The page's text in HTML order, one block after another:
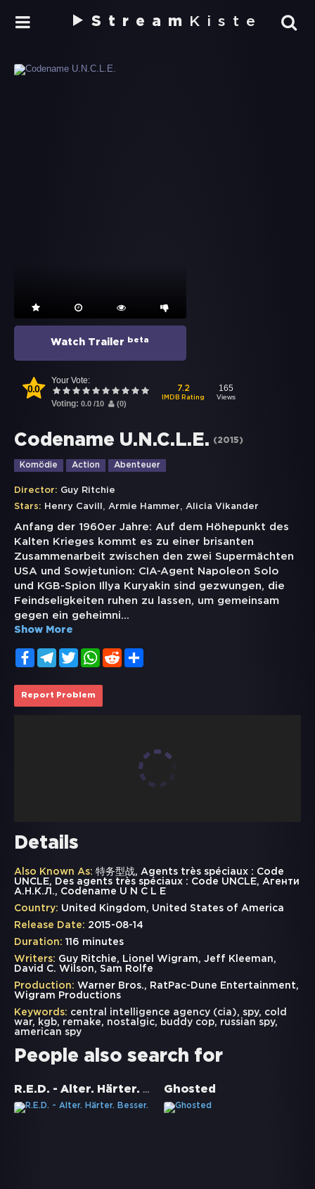
Stream Kiste
Watch Trailer beta
0.0
Your Vote:
Voting: 0.0 /10 (0)
7.2
IMDB Rating
165
Views
Codename U.N.C.L.E. (2015)
Komödie Action Abenteuer
Director: Guy Ritchie
Stars: Henry Cavill , Armie Hammer, Alicia Vikander
Anfang der 1960er Jahre: Auf dem Höhepunkt des
Kalten Krieges kommt es zu einer brisanten
Zusammenarbeit zwischen den zwei Supermächten
USA und Sowjetunion: CIA-Agent Napoleon Solo
und KGB-Spion Illya Kuryakin sind gezwungen, die
Feindseligkeiten ruhen zu lassen, um gemeinsam
gegen ein geheimni...
Show More
FacebookTelegramTwitterWhatsApp
Reddit
Report Problem
Details
Also Known As: 特务型战, Agents très spéciaux : Code
UNCLE, Des agents très spéciaux : Code UNCLE, Агенти
А.Н.К.Л., Codename U N C L E
Country: United Kingdom, United States of America
Release Date: 2015-08-14
Duration: 116 minutes
Writers: Guy Ritchie, Lionel Wigram, Jeff Kleeman,
David C. Wilson, Sam Rolfe
Production: Warner Bros., RatPac-Dune Entertainment,
Wigram Productions
Keywords: central intelligence agency (cia), spy, cold
war, kgb, remake, nostalgic, buddy cop, russian spy,
american spy
People also search for
R.E.D. - Älter. Härter. Besser. Ghosted